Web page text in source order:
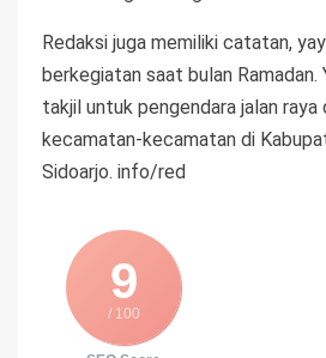
Redaksi juga memiliki catatan,
berkegiatan saat bulan Ramadan.
takjil untuk pengendara jalan
kecamatan-kecamatan di
Sidoarjo. info/red
9
/ 100